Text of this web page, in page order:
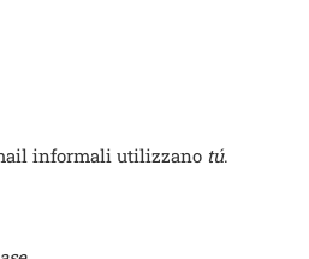
informali utilizzano tú.